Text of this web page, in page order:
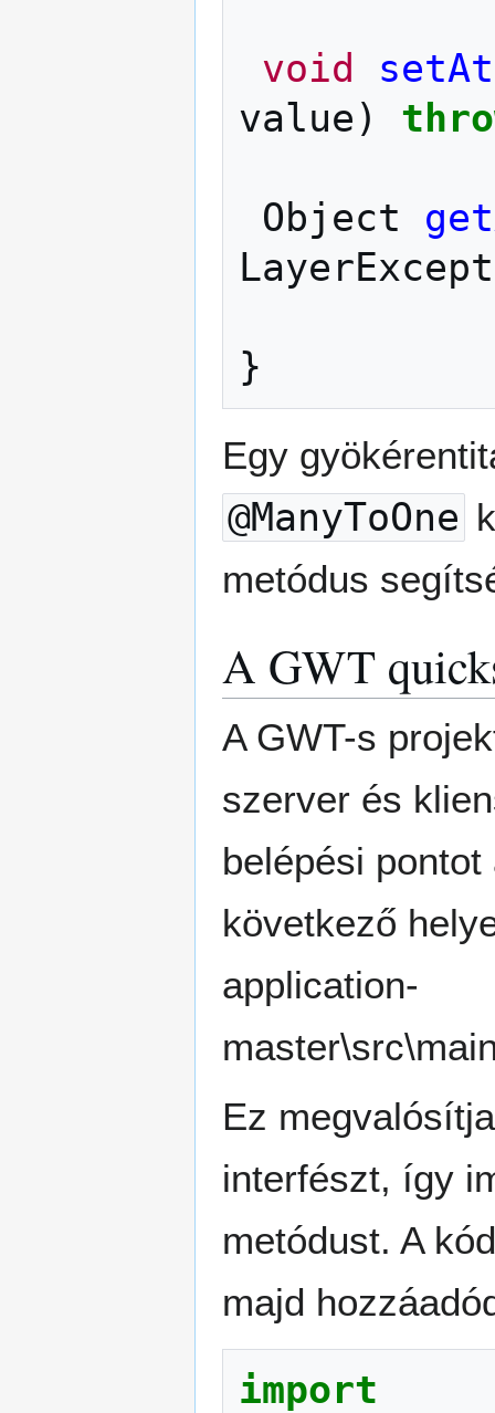
void
value )
Object
}
Egy
@ManyToOne
metódus
A GWT
A GWT-s
szerver és
belépési
következő
application-
Ez
interfészt, így
metódust. A
majd
import